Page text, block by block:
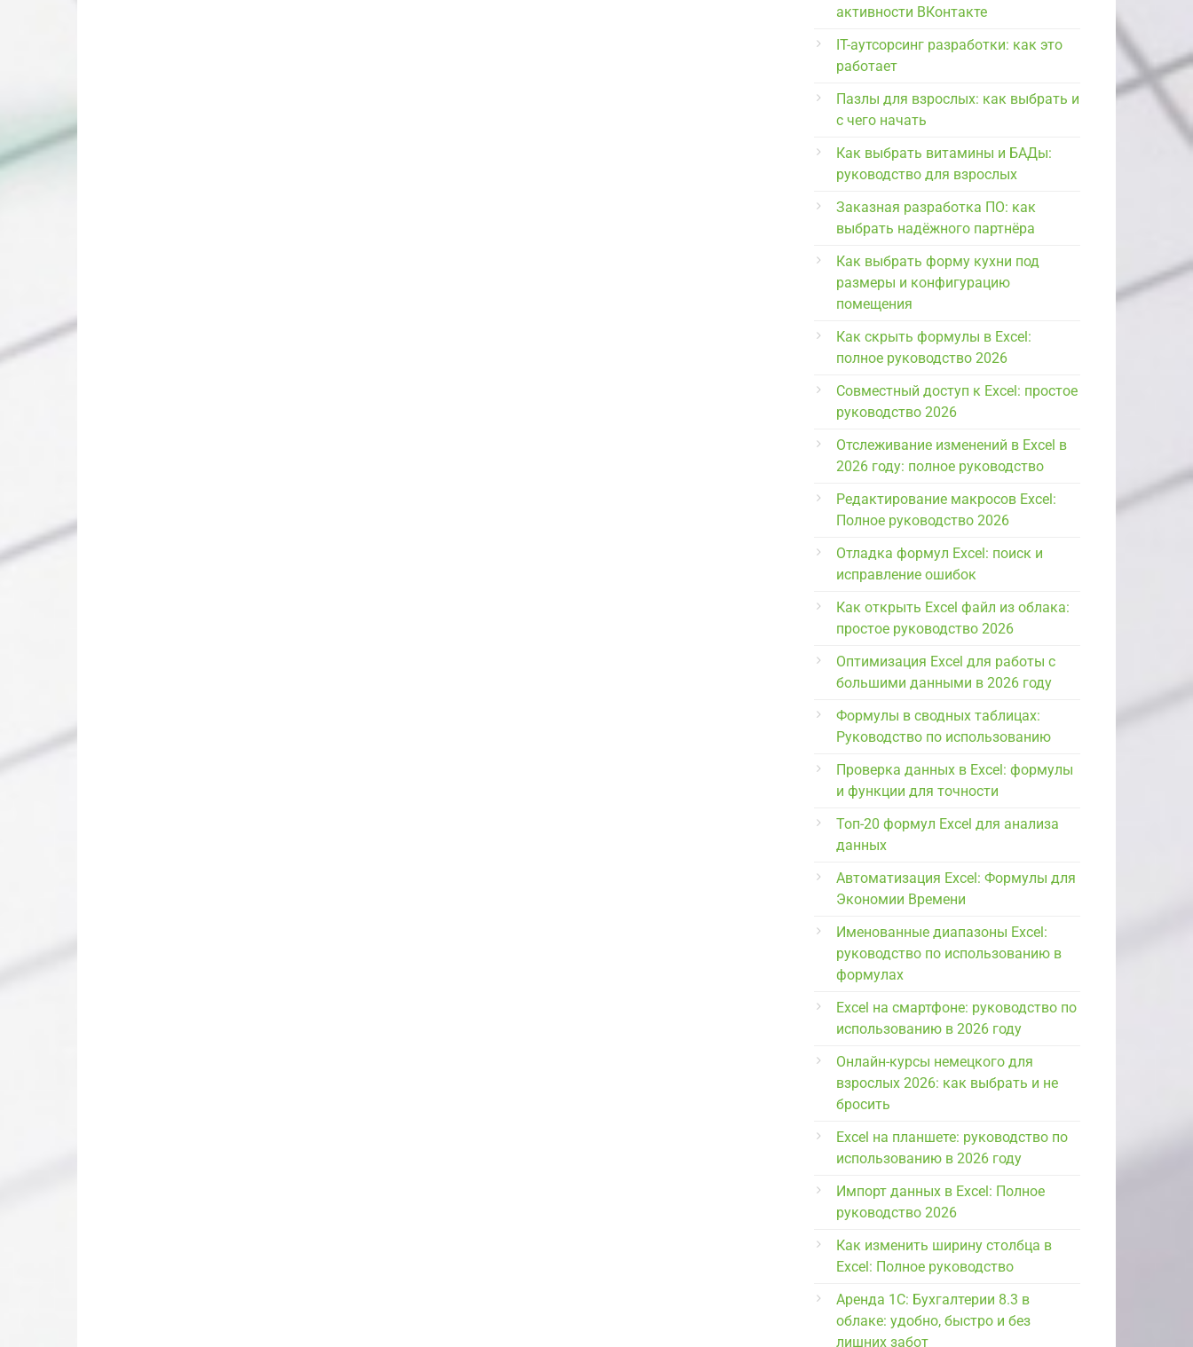
активности ВКонтакте
IT-аутсорсинг разработки: как это
работает
Пазлы для взрослых: как выбрать и
с чего начать
Как выбрать витамины и БАДы:
руководство для взрослых
Заказная разработка ПО: как
выбрать надёжного партнёра
Как выбрать форму кухни под
размеры и конфигурацию
помещения
Как скрыть формулы в Excel:
полное руководство 2026
Совместный доступ к Excel: простое
руководство 2026
Отслеживание изменений в Excel в
2026 году: полное руководство
Редактирование макросов Excel:
Полное руководство 2026
Отладка формул Excel: поиск и
исправление ошибок
Как открыть Excel файл из облака:
простое руководство 2026
Оптимизация Excel для работы с
большими данными в 2026 году
Формулы в сводных таблицах:
Руководство по использованию
Проверка данных в Excel: формулы
и функции для точности
Топ-20 формул Excel для анализа
данных
Автоматизация Excel: Формулы для
Экономии Времени
Именованные диапазоны Excel:
руководство по использованию в
формулах
Excel на смартфоне: руководство по
использованию в 2026 году
Онлайн-курсы немецкого для
взрослых 2026: как выбрать и не
бросить
Excel на планшете: руководство по
использованию в 2026 году
Импорт данных в Excel: Полное
руководство 2026
Как изменить ширину столбца в
Excel: Полное руководство
Аренда 1С: Бухгалтерии 8.3 в
облаке: удобно, быстро и без
лишних забот